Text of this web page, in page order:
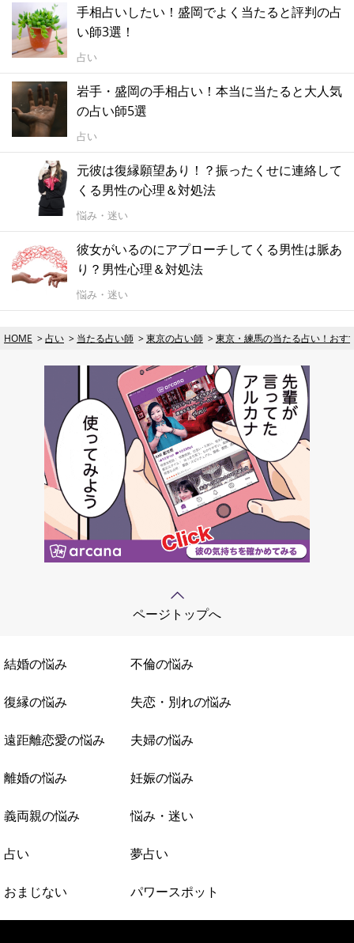
手相占いしたい！盛岡でよく当たると評判の占
い師3選！
占い
岩手・盛岡の手相占い！本当に当たると大人気
の占い師5選
占い
元彼は復縁願望あり！？振ったくせに連絡して
くる男性の心理＆対処法
悩み・迷い
彼女がいるのにアプローチしてくる男性は脈あ
り？男性心理＆対処法
悩み・迷い
HOME 占い 当たる占い師 東京の占い師 東京・練馬の当たる占い！おす
ページトップへ
結婚の悩み 不倫の悩み
復縁の悩み 失恋・別れの悩み
遠距離恋愛の悩み 夫婦の悩み
離婚の悩み 妊娠の悩み
義両親の悩み 悩み・迷い
占い 夢占い
おまじない パワースポット